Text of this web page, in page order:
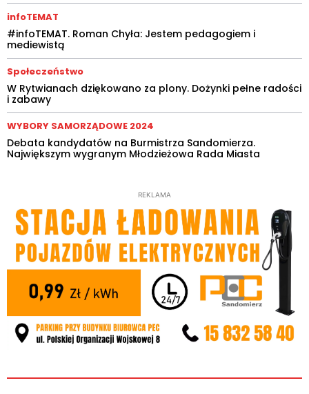
infoTEMAT
#infoTEMAT. Roman Chyła: Jestem pedagogiem i
mediewistą
Społeczeństwo
W Rytwianach dziękowano za plony. Dożynki pełne radości
i zabawy
WYBORY SAMORZĄDOWE 2024
Debata kandydatów na Burmistrza Sandomierza.
Największym wygranym Młodzieżowa Rada Miasta
REKLAMA